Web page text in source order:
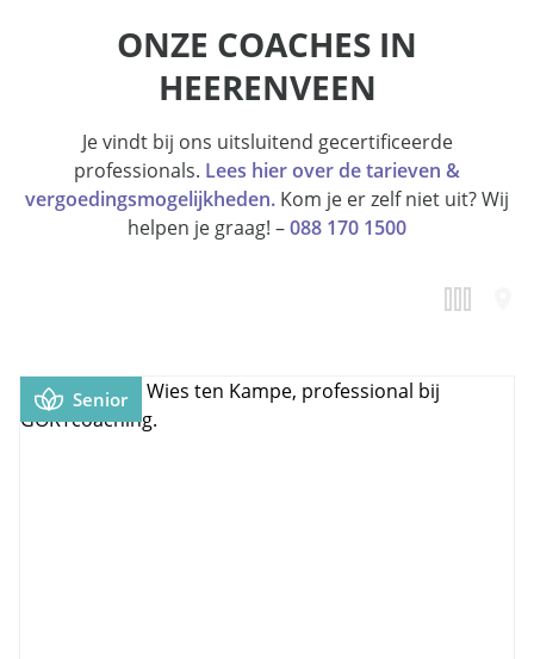
ONZE COACHES IN
HEERENVEEN
Je vindt bij ons uitsluitend gecertificeerde
professionals. Lees hier over de tarieven &
vergoedingsmogelijkheden. Kom je er zelf niet uit? Wij
helpen je graag! –088 170 1500
Senior